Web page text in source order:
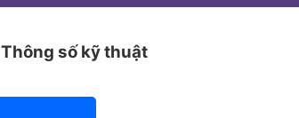
Thông số kỹ thuật